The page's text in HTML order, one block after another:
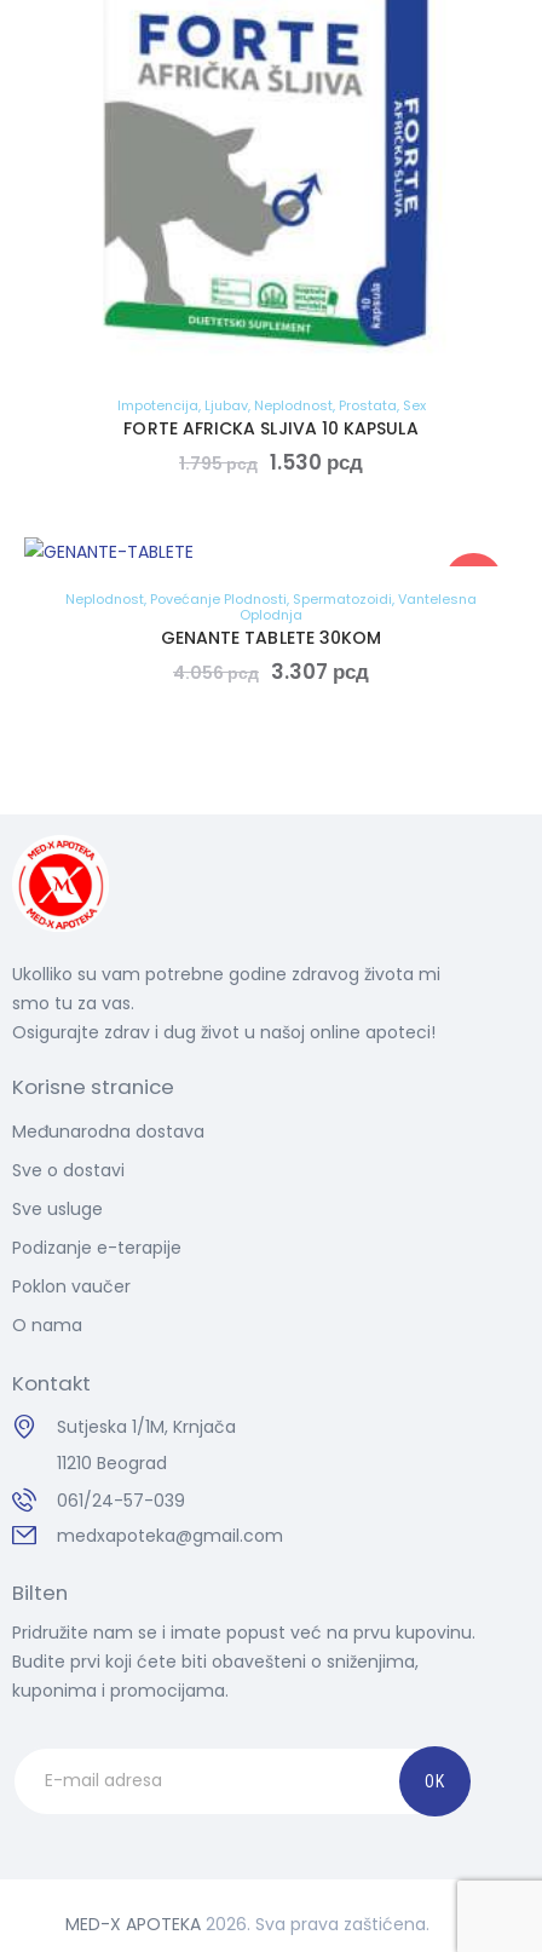
Impotencija, Ljubav, Neplodnost, Prostata, Sex
FORTE AFRICKA SLJIVA 10 KAPSULA
1.795рсд 1.530 рсд
Neplodnost, Povećanje Plodnosti, Spermatozoidi,Vantelesna
Oplodnja
GENANTE TABLETE 30KOM
4.056рсд 3.307 рсд
Ukolliko su vam potrebne godine zdravog života mi
smo tu za vas.
Osigurajte zdrav i dug život u našoj online apoteci!
Korisne stranice
Međunarodna dostava
Sve o dostavi
Sve usluge
Podizanje e-terapije
Poklon vaučer
O nama
Kontakt
Sutjeska 1/1M, Krnjača
11210 Beograd
061/24-57-039
medxapoteka@gmail.com
Bilten
Pridružite nam se i imate popust već na prvu kupovinu.
Budite prvi koji ćete biti obavešteni o sniženjima,
kuponima i promocijama.
MED-X APOTEKA2026. Sva prava zaštićena.